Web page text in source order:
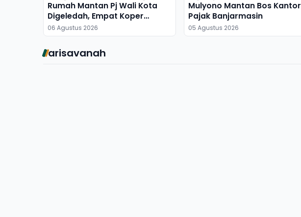
Rumah Mantan Pj Wali Kota
Digeledah, Empat Koper
Dibawa
06 Agustus 2026
Mulyono Mantan Bos Kantor
Pajak Banjarmasin
05 Agustus 2026
arisavanah